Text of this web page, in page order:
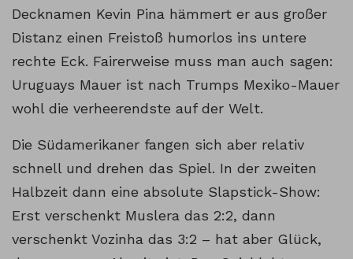
Decknamen Kevin Pina hämmert er aus großer
Distanz einen Freistoß humorlos ins untere
rechte Eck. Fairerweise muss man auch sagen:
Uruguays Mauer ist nach Trumps Mexiko-Mauer
wohl die verheerendste auf der Welt.
Die Südamerikaner fangen sich aber relativ
schnell und drehen das Spiel. In der zweiten
Halbzeit dann eine absolute Slapstick-Show:
Erst verschenkt Muslera das 2:2, dann
verschenkt Vozinha das 3:2 – hat aber Glück,